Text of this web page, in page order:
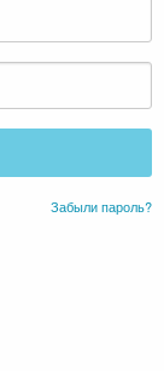
Забыли пароль?